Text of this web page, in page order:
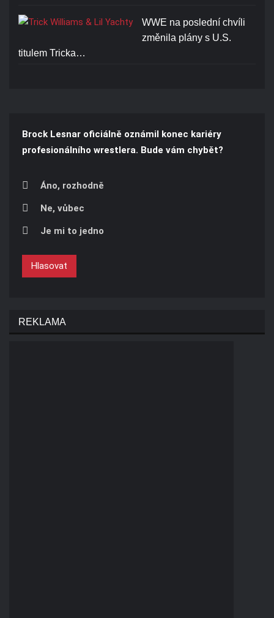
WWE na poslední chvíli
změnila plány s U.S.
titulem Tricka…
Brock Lesnar oficiálně oznámil konec kariéry
profesionálního wrestlera. Bude vám chybět?
Áno, rozhodně
Ne, vůbec
Je mi to jedno
Hlasovat
REKLAMA